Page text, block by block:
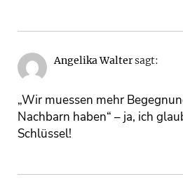
Angelika Waltersagt:
„Wir muessen mehr
Nachbarn haben“ – ja, ich
Schlüssel!